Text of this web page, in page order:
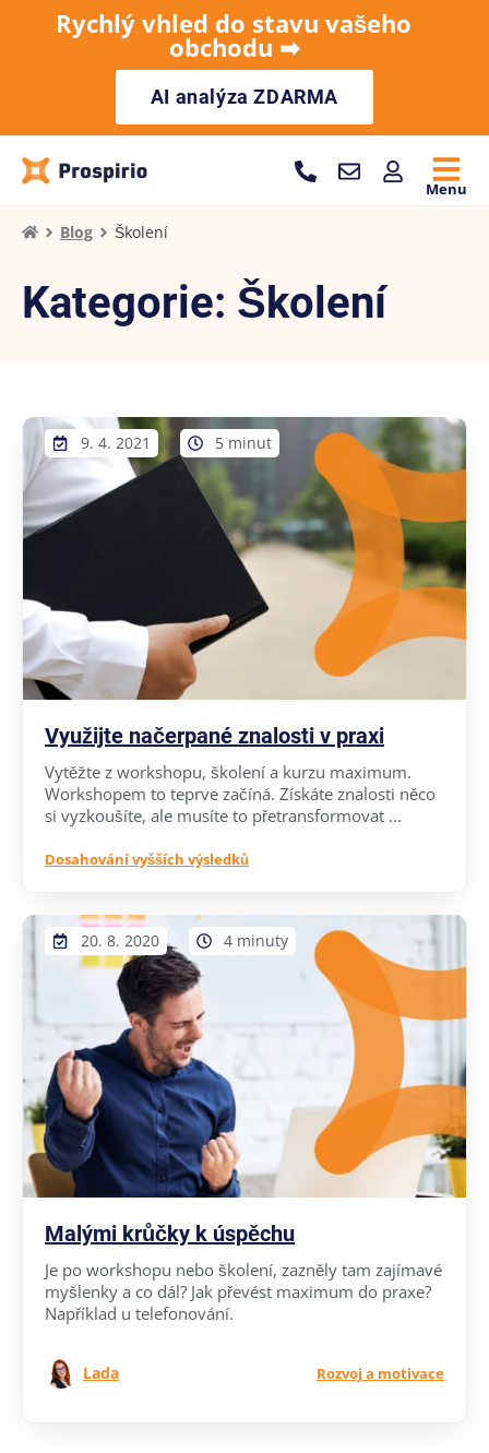
Rychlý vhled do stavu vašeho
obchodu ➡︎
AI analýza ZDARMA
Menu
Blog Školení
Kategorie: Školení
9. 4. 2021 5 minut
Využijte načerpané znalosti v praxi
Vytěžte z workshopu, školení a kurzu maximum.
Workshopem to teprve začíná. Získáte znalosti něco
si vyzkoušíte, ale musíte to přetransformovat ...
Dosahování vyšších výsledků
20. 8. 2020 4 minuty
Malými krůčky k úspěchu
Je po workshopu nebo školení, zazněly tam zajímavé
myšlenky a co dál? Jak převést maximum do praxe?
Například u telefonování.
Lada Rozvoj a motivace